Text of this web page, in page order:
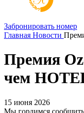
Забронировать номер
Главная Новости
Премия
чем
15 июня 2026
Мы гордимся